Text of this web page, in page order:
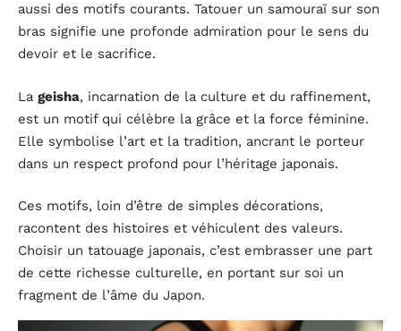
aussi des motifs courants. Tatouer un samouraï sur son
bras signifie une profonde admiration pour le sens du
devoir et le sacrifice.
La geisha, incarnation de la culture et du raffinement,
est un motif qui célèbre la grâce et la force féminine.
Elle symbolise l’art et la tradition, ancrant le porteur
dans un respect profond pour l’héritage japonais.
Ces motifs, loin d’être de simples décorations,
racontent des histoires et véhiculent des valeurs.
Choisir un tatouage japonais, c’est embrasser une part
de cette richesse culturelle, en portant sur soi un
fragment de l’âme du Japon.